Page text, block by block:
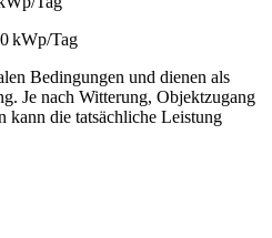
kWp/Tag
Bedingungen und dienen als
Je nach Witterung, Objektzugang
kann die tatsächliche Leistung